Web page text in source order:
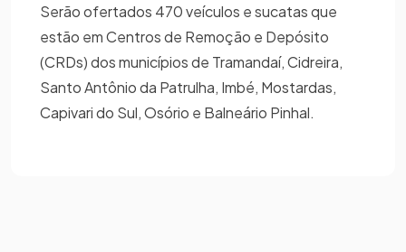
Serão ofertados 470 veículos e sucatas que
estão em Centros de Remoção e Depósito
(CRDs) dos municípios de Tramandaí, Cidreira,
Santo Antônio da Patrulha, Imbé, Mostardas,
Capivari do Sul, Osório e Balneário Pinhal.